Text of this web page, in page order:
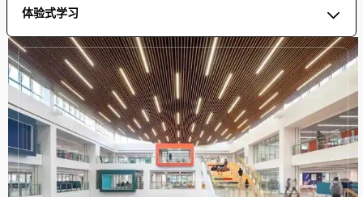
体验式学习